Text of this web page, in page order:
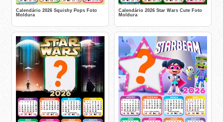
Calendário 2026 Squishy Pops Foto
Moldura
Calendário 2026 Star Wars Cute Foto
Moldura